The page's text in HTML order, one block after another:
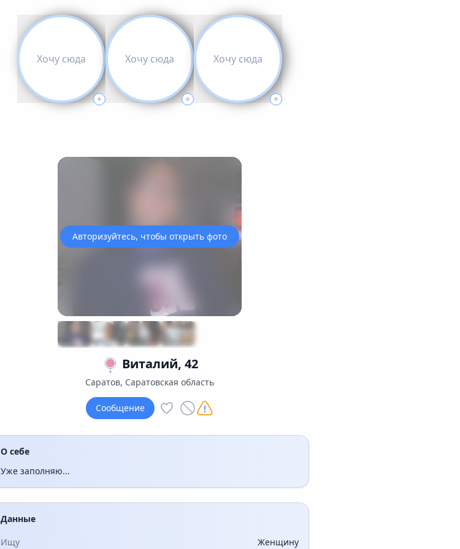
Хочу сюда
+
Хочу сюда
+
Хочу сюда
+
Авторизуйтесь, чтобы открыть фото
Виталий, 42
Саратов, Саратовская область
Сообщение
О себе
Уже заполняю...
Данные
Ищу
Женщину